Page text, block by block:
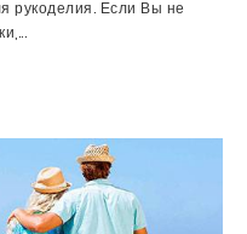
рукоделия. Если Вы не